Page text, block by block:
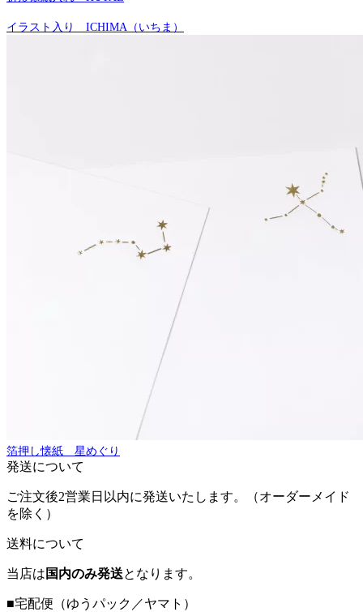
イラスト入り ICHIMA（いちま）
箔押し懐紙 星めぐり
発送について
ご注文後2営業日以内に発送いたします。（オーダーメイド
を除く）
送料について
当店は 国内のみ発送となります。
■宅配便（ゆうパック／ヤマト）